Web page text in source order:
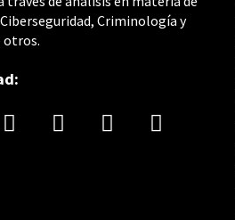
Criminología y
otros.